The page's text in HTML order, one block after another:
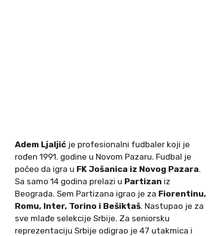
Adem Ljaljić je profesionalni fudbaler koji je
rođen 1991. godine u Novom Pazaru. Fudbal je
počeo da igra u FK Jošanica iz Novog Pazara.
Sa samo 14 godina prelazi u Partizan iz
Beograda. Sem Partizana igrao je za Fiorentinu,
Romu, Inter, Torino i Bešiktaš. Nastupao je za
sve mlađe selekcije Srbije. Za seniorsku
reprezentaciju Srbije odigrao je 47 utakmica i